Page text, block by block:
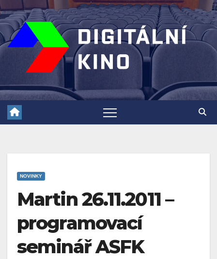
Skip
to
content
NOVINKY
Martin 26.11.2011 –
programovací
seminář ASFK